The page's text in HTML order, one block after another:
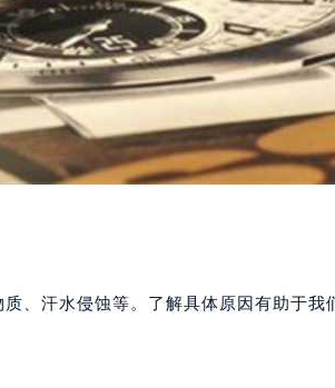
、汗水侵蚀等。了解具体原因有助于我